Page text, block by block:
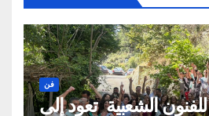
فن
الشعبية تعود إلى